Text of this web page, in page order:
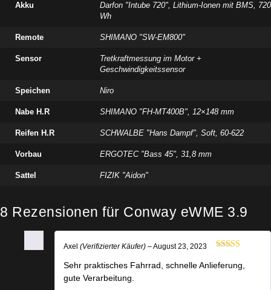
Akku
Darfon "Intube 720", Lithium-Ionen mit BMS, 720
Wh
Remote SHIMANO "SW-EM800"
Sensor
Tretkraftmessung im Motor +
Geschwindigkeitssensor
Speichen Niro
Nabe H.R SHIMANO "FH-MT400B", 12×148 mm
Reifen H.R SCHWALBE "Hans Dampf", Soft, 60-622
Vorbau ERGOTEC "Bass 45", 31,8 mm
Sattel FIZIK "Aidon"
8 Rezensionen für Conway eWME 3.9
5von 5
Axel (Verifizierter Käufer) – August 23, 2023
Sehr praktisches Fahrrad, schnelle Anlieferung,
gute Verarbeitung.